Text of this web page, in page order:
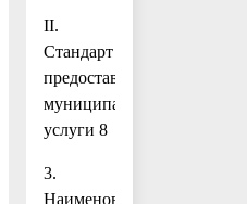
II.
Стандарт
предоставления
муниципальной
услуги 8
3.
Наименование